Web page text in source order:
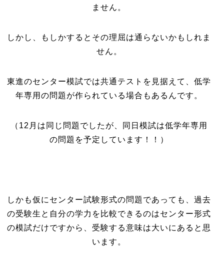
ません。
しかし、もしかするとその理屈は通らないかもしれま
せん。
東進のセンター模試では共通テストを見据えて、低学
年専用の問題が作られている場合もあるんです。
（12月は同じ問題でしたが、同日模試は低学年専用
の問題を予定しています！！）
しかも仮にセンター試験形式の問題であっても、過去
の受験生と自分の学力を比較できるのはセンター形式
の模試だけですから、受験する意味は大いにあると思
います。